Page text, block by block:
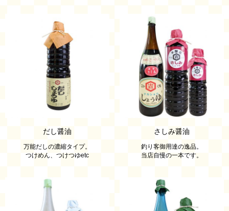
だし醤油
万能だしの濃縮タイプ。
つけめん、つけつゆetc
さしみ醤油
釣り客御用達の逸品。
当店自慢の一本です。